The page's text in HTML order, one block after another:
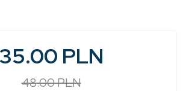
35.00 PLN
48.00 PLN